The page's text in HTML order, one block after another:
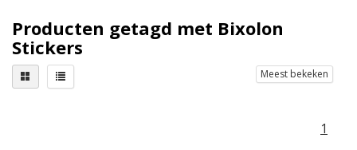
Producten getagd met Bixolon
Stickers
Meest bekeken
1